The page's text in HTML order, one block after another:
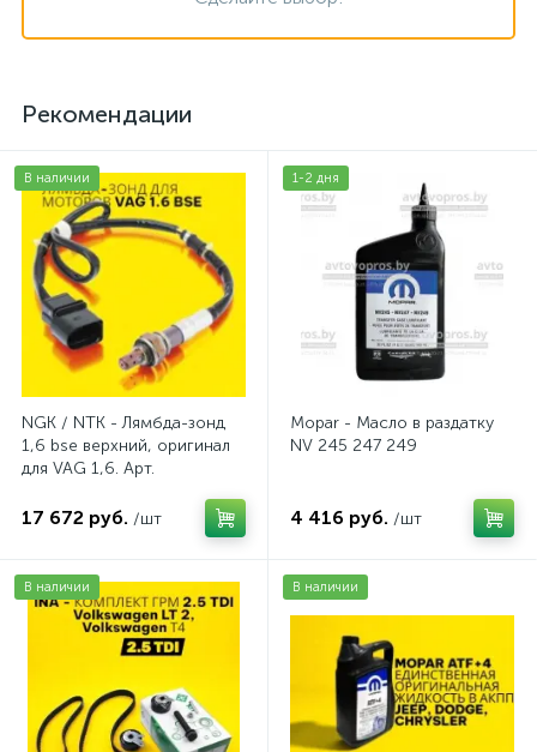
Рекомендации
В наличии
NGK / NTK - Лямбда-зонд
1,6 bse верхний, оригинал
для VAG 1,6. Арт.
17 672 руб. /шт
1-2 дня
Mopar - Масло в раздатку
NV 245 247 249
4 416 руб. /шт
В наличии В наличии